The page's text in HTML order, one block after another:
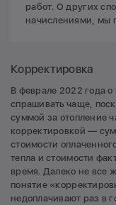
работ. О других
начислениями, мы
Корректировка
В феврале 2022 года
спрашивать чаще,
суммой за отопление
корректировкой —
стоимости
тепла и стоимости
время. Далеко не все
понятие
недоплачивают раз в